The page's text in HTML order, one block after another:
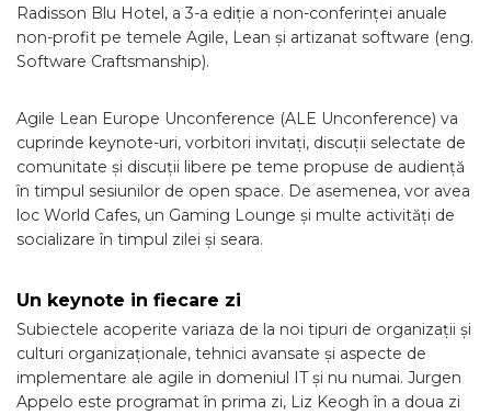
Radisson Blu Hotel, a 3-a ediție a non-conferinței anuale
non-profit pe temele Agile, Lean și artizanat software (eng.
Software Craftsmanship).
Agile Lean Europe Unconference (ALE Unconference) va
cuprinde keynote-uri, vorbitori invitați, discuții selectate de
comunitate și discuții libere pe teme propuse de audiență
în timpul sesiunilor de open space. De asemenea, vor avea
loc World Cafes, un Gaming Lounge și multe activități de
socializare în timpul zilei și seara.
Un keynote in fiecare zi
Subiectele acoperite variaza de la noi tipuri de organizații și
culturi organizaționale, tehnici avansate și aspecte de
implementare ale agile in domeniul IT și nu numai. Jurgen
Appelo este programat în prima zi, Liz Keogh în a doua zi